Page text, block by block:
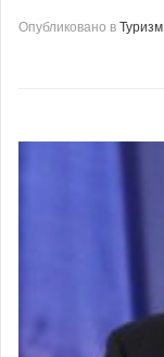
Опубликовано в Туризм